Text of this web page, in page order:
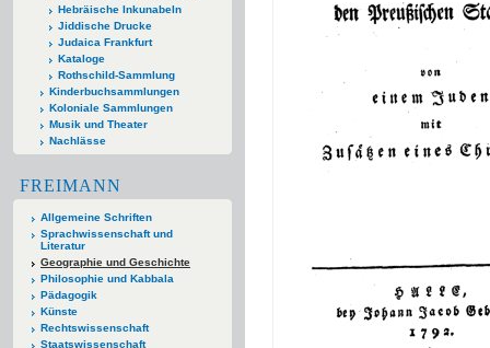
Hebräische Inkunabeln
Jiddische Drucke
Judaica Frankfurt
Kataloge
Rothschild-Sammlung
Kinderbuchsammlungen
Koloniale Sammlungen
Musik und Theater
Nachlässe
FREIMANN
Allgemeine Schriften
Sprachwissenschaft und
Literatur
Geographie und Geschichte
Philosophie und Kabbala
Pädagogik
Künste
Rechtswissenschaft
Staatswissenschaft